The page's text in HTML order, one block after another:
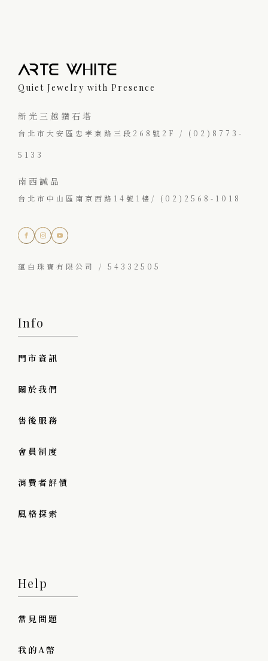
Quiet Jewelry with Presence
新光三越鑽石塔
台北市大安區忠孝東路三段268號2F / (02)8773-
5133
南西誠品
台北市中山區南京西路14號1樓/ (02)2568-1018
蘊白珠寶有限公司 / 54332505
Info
門市資訊
關於我們
售後服務
會員制度
消費者評價
風格探索
Help
常見問題
我的A幣